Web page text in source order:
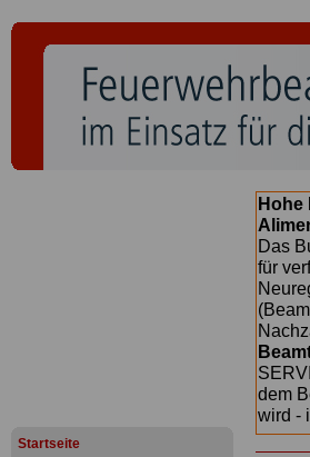
Startseite
Hohe
Das
für
dem
wird -